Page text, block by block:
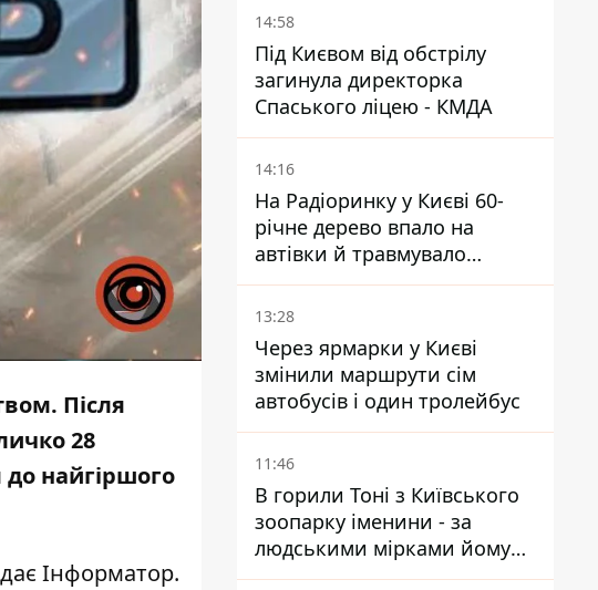
Після
28
найгіршого
Інформатор.
14:58
Під Києвом від обстрілу
загинула директорка
Спаського ліцею - КМДА
14:16
На Радіоринку у Києві 60-
річне дерево впало на
автівки й травмувало
людину - подробиці
13:28
Через ярмарки у Києві
змінили маршрути сім
автобусів і один тролейбус
11:46
В горили Тоні з Київського
зоопарку іменини - за
людськими мірками йому
вже понад 90 років